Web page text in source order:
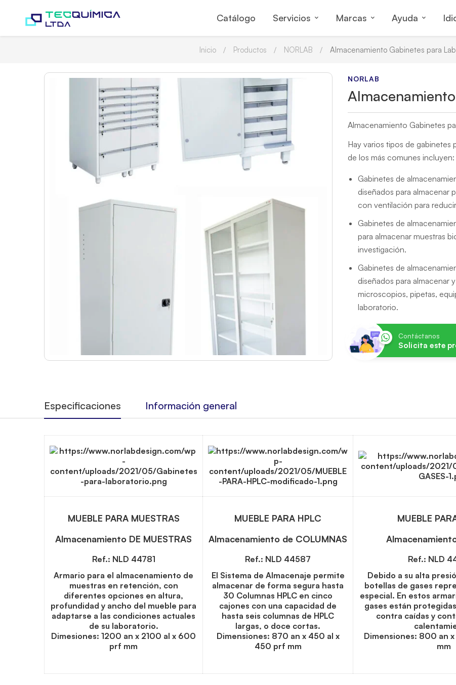
Catálogo Servicios Marcas Ayuda
Inicio Productos NORLAB Almacenamiento Gabinetes para
NORLAB
Almacenamiento Gabinetes
Hay varios tipos de gabinetes
de los más comunes incluyen:
Gabinetes de
diseñados para almacenar
con ventilación para
Gabinetes de
para almacenar muestras
investigación.
Gabinetes de
diseñados para almacenar
microscopios, pipetas,
laboratorio.
Contáctanos
Solicita este
Especificaciones Información general
MUEBLE PARA MUESTRAS
Almacenamiento DE MUESTRAS
Ref.: NLD 44781
Armario para el almacenamiento de
muestras en retención, con
diferentes opciones en altura,
profundidad y ancho del mueble para
adaptarse a las condiciones actuales
de su laboratorio.
Dimesiones: 1200 an x 2100 al x 600
prf mm
MUEBLE PARA HPLC
Almacenamiento de COLUMNAS
Ref.: NLD 44587
El Sistema de Almacenaje permite
almacenar de forma segura hasta
30 Columnas HPLC en cinco
cajones con una capacidad de
hasta seis columnas de HPLC
largas, o doce cortas.
Dimensiones: 870 an x 450 al x
450 prf mm
MUEBLE
Ref.: NLD
Debido a su alta
botellas de gases
especial. En estos
gases están
contra caídas y
Dimensiones: 800 an
mm